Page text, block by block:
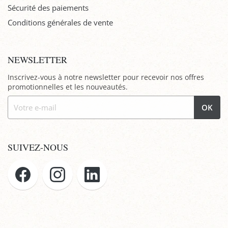
Sécurité des paiements
Conditions générales de vente
NEWSLETTER
Inscrivez-vous à notre newsletter pour recevoir nos offres
promotionnelles et les nouveautés.
OK
SUIVEZ-NOUS